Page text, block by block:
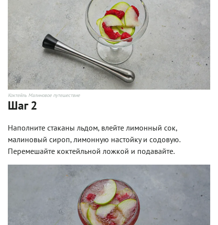
Коктейль Малиновое путешествие
Шаг 2
Наполните стаканы льдом, влейте лимонный сок,
малиновый сироп, лимонную настойку и содовую.
Перемешайте коктейльной ложкой и подавайте.